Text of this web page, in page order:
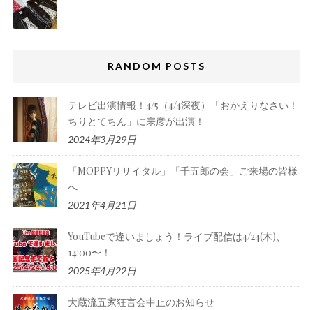
RANDOM POSTS
テレビ出演情報！4/5（4/4深夜）「おかえりなさい！
ちりとてちん」に宗彦が出演！
2024年3月29日
「MOPPYリサイタル」「千五郎の会」ご来場の皆様
へ
2021年4月21日
YouTubeで逢いましょう！ライブ配信は4/24(木)、
14:00〜！
2025年4月22日
大蔵流五家狂言会中止のお知らせ